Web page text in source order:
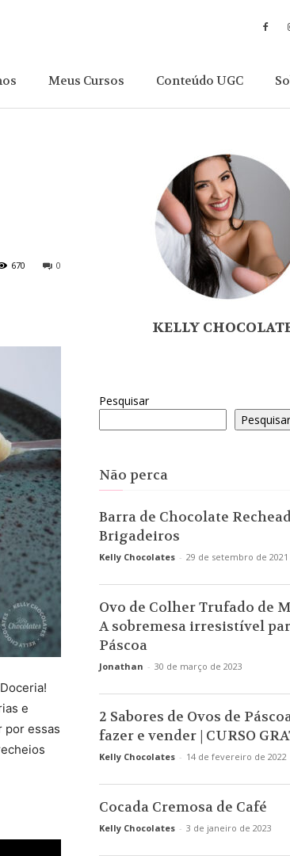
Meus Cursos Conteúdo UGC
0
670
e
por essas
KELLY
Pesquisar
Pesquisar
Não perca
Barra de Chocolate
Brigadeiros
Kelly Chocolates - 29 de setembro de 2021
Ovo de Colher Trufado de
A sobremesa irresistível
Páscoa
Jonathan - 30 de março de 2023
2 Sabores de Ovos de
fazer e vender | CURSO
Kelly Chocolates - 14 de fevereiro de 2022
Cocada Cremosa de Café
Kelly Chocolates - 3 de janeiro de 2023